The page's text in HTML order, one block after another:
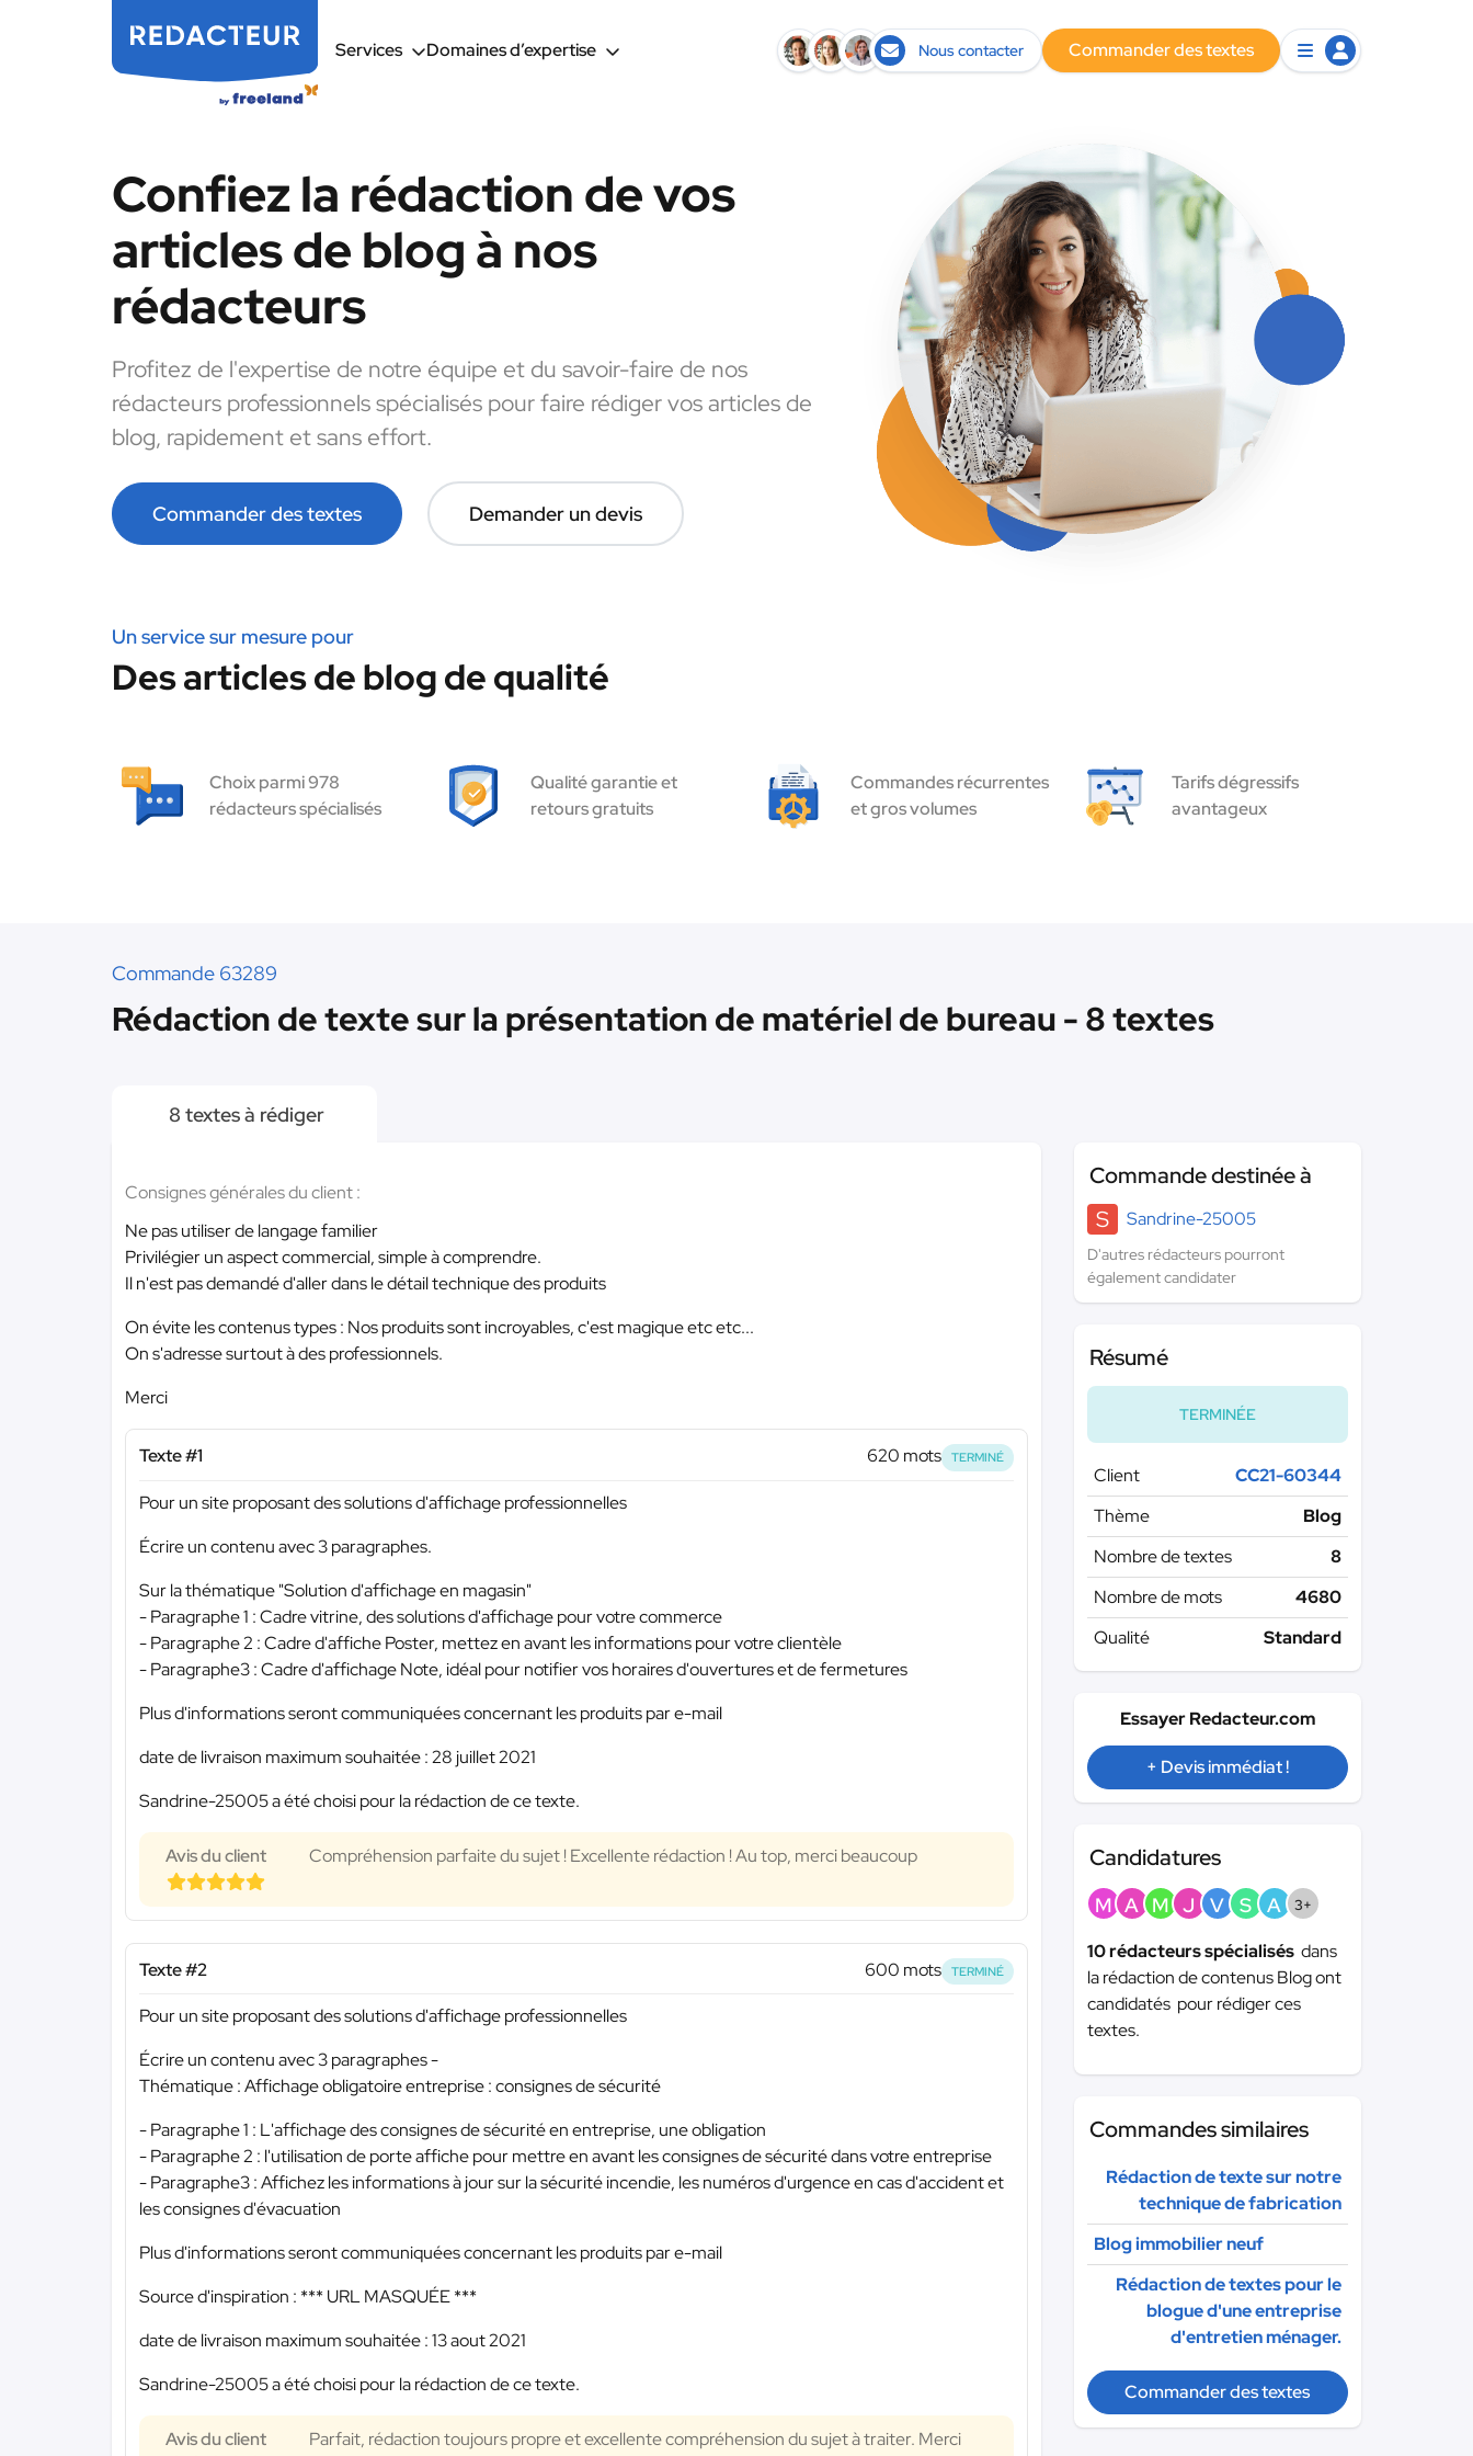
Services Domaines d’expertise Nous contacter Commander des textes
Confiez la rédaction de vos
articles de blog à nos
rédacteurs
Profitez de l'expertise de notre équipe et du savoir-faire de nos
rédacteurs professionnels spécialisés pour faire rédiger vos articles de
blog, rapidement et sans effort.
Commander des textes Demander un devis
Un service sur mesure pour
Des articles de blog de qualité
Choix parmi 978
rédacteurs spécialisés
Qualité garantie et
retours gratuits
Commandes récurrentes
et gros volumes
Tarifs dégressifs
avantageux
Commande 63289
Rédaction de texte sur la présentation de matériel de bureau - 8 textes
8 textes à rédiger
Consignes générales du client :
Ne pas utiliser de langage familier
Privilégier un aspect commercial, simple à comprendre.
Il n'est pas demandé d'aller dans le détail technique des produits
On évite les contenus types : Nos produits sont incroyables, c'est magique etc etc...
On s'adresse surtout à des professionnels.
Merci
Texte #1 620 mots TERMINÉ
Pour un site proposant des solutions d'affichage professionnelles
Écrire un contenu avec 3 paragraphes.
Sur la thématique "Solution d'affichage en magasin"
- Paragraphe 1 : Cadre vitrine, des solutions d'affichage pour votre commerce
- Paragraphe 2 : Cadre d'affiche Poster, mettez en avant les informations pour votre clientèle
- Paragraphe3 : Cadre d'affichage Note, idéal pour notifier vos horaires d'ouvertures et de fermetures
Plus d'informations seront communiquées concernant les produits par e-mail
date de livraison maximum souhaitée : 28 juillet 2021
Sandrine-25005 a été choisi pour la rédaction de ce texte.
Avis du client Compréhension parfaite du sujet ! Excellente rédaction ! Au top, merci beaucoup
Texte #2 600 mots TERMINÉ
Pour un site proposant des solutions d'affichage professionnelles
Écrire un contenu avec 3 paragraphes -
Thématique : Affichage obligatoire entreprise : consignes de sécurité
- Paragraphe 1 : L'affichage des consignes de sécurité en entreprise, une obligation
- Paragraphe 2 : l'utilisation de porte affiche pour mettre en avant les consignes de sécurité dans votre entreprise
- Paragraphe3 : Affichez les informations à jour sur la sécurité incendie, les numéros d'urgence en cas d'accident et
les consignes d'évacuation
Plus d'informations seront communiquées concernant les produits par e-mail
Source d'inspiration : *** URL MASQUÉE ***
date de livraison maximum souhaitée : 13 aout 2021
Sandrine-25005 a été choisi pour la rédaction de ce texte.
Avis du client Parfait, rédaction toujours propre et excellente compréhension du sujet à traiter. Merci
Commande destinée à
S
Sandrine-25005
D'autres rédacteurs pourront
également candidater
Résumé
TERMINÉE
Client
CC21-60344
Thème
Blog
Nombre de textes
8
Nombre de mots
4680
Qualité
Standard
Essayer Redacteur.com
+ Devis immédiat !
Candidatures
M A M J V S A 3+
10 rédacteurs spécialisés dans
la rédaction de contenus Blog ont
candidatés pour rédiger ces
textes.
Commandes similaires
Rédaction de texte sur notre
technique de fabrication
Blog immobilier neuf
Rédaction de textes pour le
blogue d'une entreprise
d'entretien ménager.
Commander des textes